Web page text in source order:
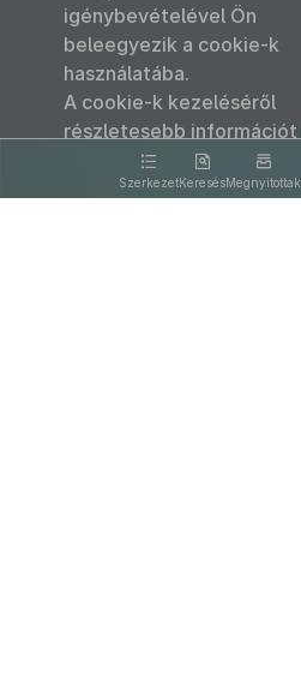
SzerkezetKeresésMegnyitottak
igénybevételével Ön
beleegyezik a cookie-k
használatába.
A cookie-k kezeléséről
részletesebb információt
kattintva olvashat.